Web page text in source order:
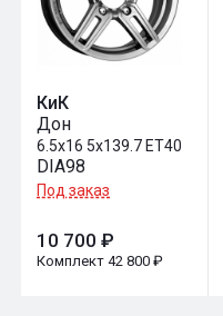
КиК
Дон
6.5x16 5x139.7 ET40
DIA98
Под заказ
10 700 ₽
Комплект 42 800 ₽